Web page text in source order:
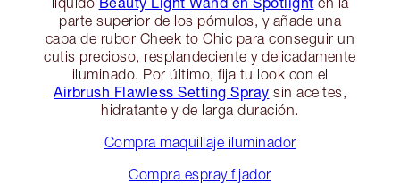
parte superior de los pómulos, y añade una
capa de rubor Cheek to Chic para conseguir un
cutis precioso, resplandeciente y delicadamente
iluminado. Por último, fija tu look con el
Airbrush Flawless Setting Spray sin aceites,
hidratante y de larga duración.
Compra maquillaje iluminador
Compra espray fijador